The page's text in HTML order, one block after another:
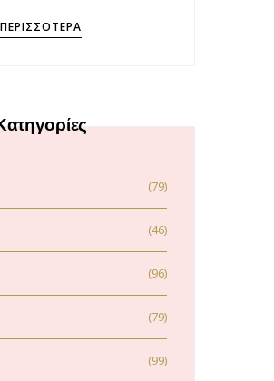
ΠΕΡΙΣΣΌΤΕΡΑ
(79)
(46)
(96)
(79)
(99)